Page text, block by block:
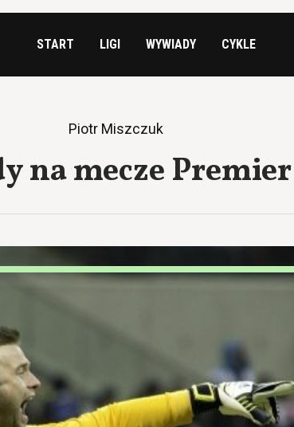
START LIGI WYWIADY CYKLE
Piotr Miszczuk
na mecze